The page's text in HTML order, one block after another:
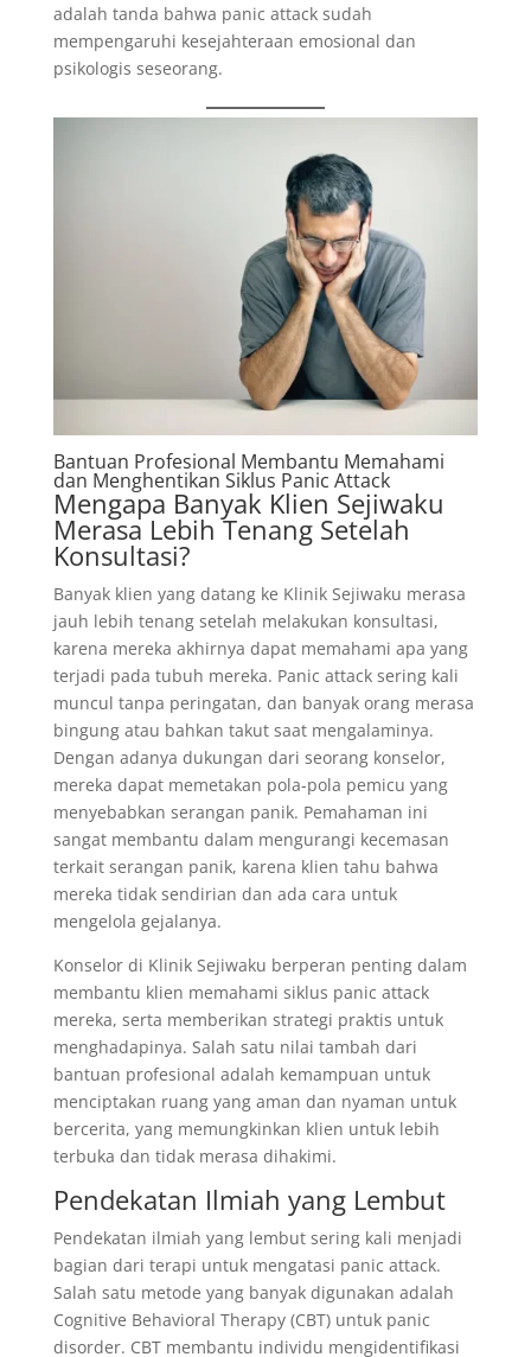
adalah tanda bahwa panic attack sudah
mempengaruhi kesejahteraan emosional dan
psikologis seseorang.
Bantuan Profesional Membantu Memahami
dan Menghentikan Siklus Panic Attack
Mengapa Banyak Klien Sejiwaku
Merasa Lebih Tenang Setelah
Konsultasi?
Banyak klien yang datang ke Klinik Sejiwaku merasa
jauh lebih tenang setelah melakukan konsultasi,
karena mereka akhirnya dapat memahami apa yang
terjadi pada tubuh mereka. Panic attack sering kali
muncul tanpa peringatan, dan banyak orang merasa
bingung atau bahkan takut saat mengalaminya.
Dengan adanya dukungan dari seorang konselor,
mereka dapat memetakan pola-pola pemicu yang
menyebabkan serangan panik. Pemahaman ini
sangat membantu dalam mengurangi kecemasan
terkait serangan panik, karena klien tahu bahwa
mereka tidak sendirian dan ada cara untuk
mengelola gejalanya.
Konselor di Klinik Sejiwaku berperan penting dalam
membantu klien memahami siklus panic attack
mereka, serta memberikan strategi praktis untuk
menghadapinya. Salah satu nilai tambah dari
bantuan profesional adalah kemampuan untuk
menciptakan ruang yang aman dan nyaman untuk
bercerita, yang memungkinkan klien untuk lebih
terbuka dan tidak merasa dihakimi.
Pendekatan Ilmiah yang Lembut
Pendekatan ilmiah yang lembut sering kali menjadi
bagian dari terapi untuk mengatasi panic attack.
Salah satu metode yang banyak digunakan adalah
Cognitive Behavioral Therapy (CBT) untuk panic
disorder. CBT membantu individu mengidentifikasi